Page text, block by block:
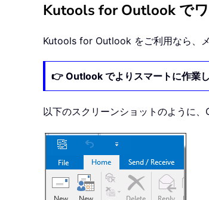
Kutools for Outlook で
Kutools for Outlook をご利用なら、
👉 Outlook でよりスマートに作業
以下のスクリーンショットのように